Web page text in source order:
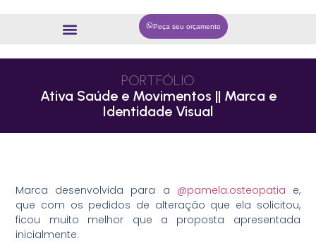
Peça seu orçamento
PORTFÓLIO
Ativa Saúde e Movimentos || Marca e
Identidade Visual
Marca desenvolvida para a @pamela.osteopatia e,
que com os pedidos de alteração que ela solicitou,
ficou muito melhor que a proposta apresentada
inicialmente.